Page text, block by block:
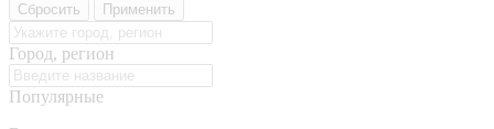
Сбросить Применить
Город, регион
Популярные